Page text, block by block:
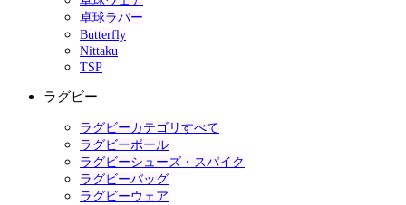
卓球ラバー
Butterfly
Nittaku
TSP
ラグビー
ラグビーカテゴリすべて
ラグビーボール
ラグビーシューズ・スパイク
ラグビーバッグ
ラグビーウェア